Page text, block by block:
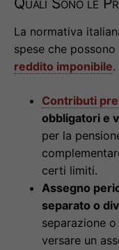
La normativa
spese che
reddito imponibile.
Contributi
obbligatori e
per la
certi limiti.
Assegno
separato o
separazione
versare un